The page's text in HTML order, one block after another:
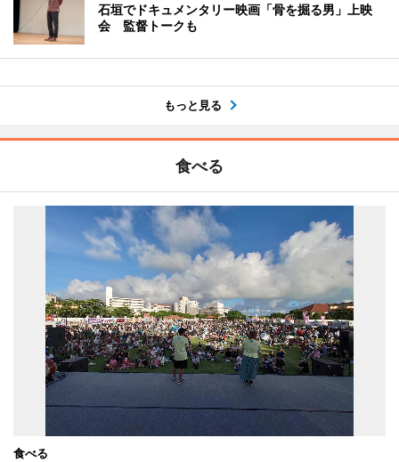
石垣でドキュメンタリー映画「骨を掘る男」上映
会 監督トークも
もっと見る
食べる
食べる